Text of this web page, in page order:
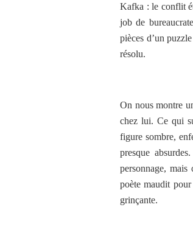
Kafka : le conflit
job de
pièces d’un
résolu.
On nous montre
chez lui. Ce qui
figure sombre,
presque
personnage,
poète maudit
grinçante.